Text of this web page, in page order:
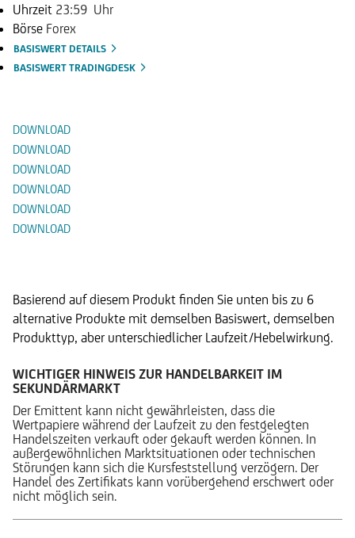
Uhrzeit 23:59 Uhr
Börse Forex
BASISWERT DETAILS
BASISWERT TRADINGDESK
DOWNLOAD
DOWNLOAD
DOWNLOAD
DOWNLOAD
DOWNLOAD
DOWNLOAD
Basierend auf diesem Produkt finden Sie unten bis zu 6
alternative Produkte mit demselben Basiswert, demselben
Produkttyp, aber unterschiedlicher Laufzeit/Hebelwirkung.
WICHTIGER HINWEIS ZUR HANDELBARKEIT IM
SEKUNDÄRMARKT
Der Emittent kann nicht gewährleisten, dass die
Wertpapiere während der Laufzeit zu den festgelegten
Handelszeiten verkauft oder gekauft werden können. In
außergewöhnlichen Marktsituationen oder technischen
Störungen kann sich die Kursfeststellung verzögern. Der
Handel des Zertifikats kann vorübergehend erschwert oder
nicht möglich sein.